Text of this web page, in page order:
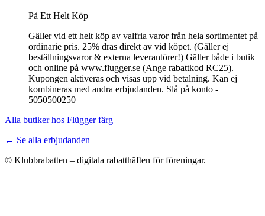
På Ett Helt Köp
Gäller vid ett helt köp av valfria varor från hela sortimentet på
ordinarie pris. 25% dras direkt av vid köpet. (Gäller ej
beställningsvaror & externa leverantörer!) Gäller både i butik
och online på www.flugger.se (Ange rabattkod RC25).
Kupongen aktiveras och visas upp vid betalning. Kan ej
kombineras med andra erbjudanden. Slå på konto -
5050500250
Alla butiker hos Flügger färg
← Se alla erbjudanden
© Klubbrabatten – digitala rabatthäften för föreningar.